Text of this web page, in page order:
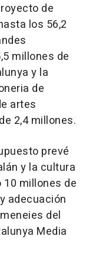
de
los 56,2
millones de
y la
de
artes
2,4 millones.
prevé
y la cultura
millones de
adecuación
del
Media